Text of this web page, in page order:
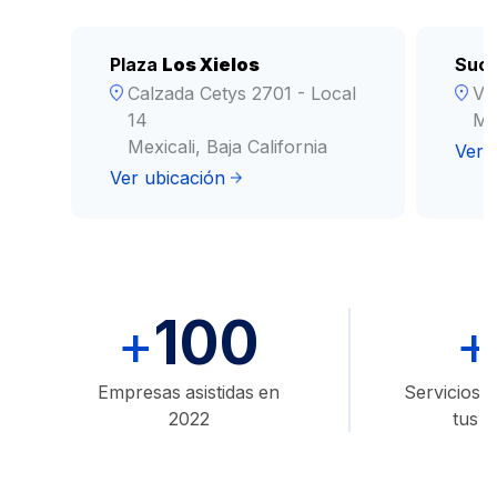
Plaza Los Xielos
Calzada Cetys 2701 - Local
14
Mexicali, Baja California
Ver ubicación
Ver
+100
Empresas asistidas en
2022
+
Servicios
tus